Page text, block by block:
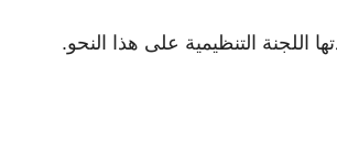
اللجنة التنظيمية على هذا النحو.